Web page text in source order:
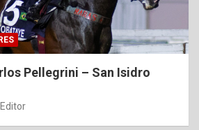
Pellegrini – San Isidro
Editor